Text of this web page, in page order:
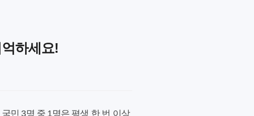
하세요!
민 3명 중 1명은 평생 한 번 이상